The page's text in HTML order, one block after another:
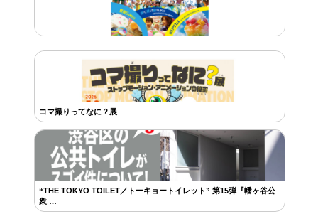
コマ撮りってなに？展
“THE TOKYO TOILET／トーキョートイレット” 第15弾『幡ヶ谷公
衆 …